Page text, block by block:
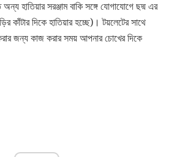
হাতিয়ার সরঞ্জাম বাকি সঙ্গে যোগাযোগে ছদ্ম এর
কাঁটার দিকে হাতিয়ার হচ্ছে)। টয়লেটের সাথে
জন্য কাজ করার সময় আপনার চোখের দিকে